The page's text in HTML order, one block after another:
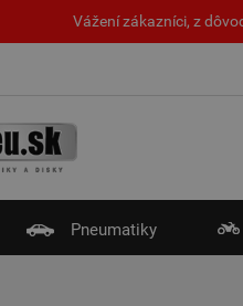
Vážení zákazníci, z
Pneumatiky